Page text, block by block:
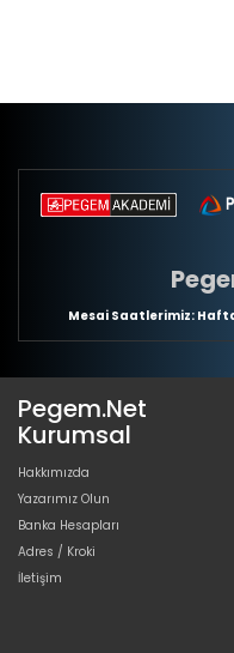
Mesai Saatlerimiz: Hafta
Pegem.Net
Kurumsal
Hakkımızda
Yazarımız Olun
Banka Hesapları
Adres / Kroki
İletişim